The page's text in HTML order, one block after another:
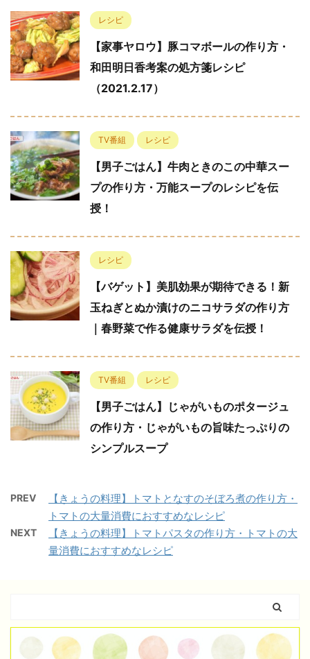
レシピ
【家事ヤロウ】豚コマボールの作り方・
和田明日香考案の処方箋レシピ
（2021.2.17）
TV番組 レシピ
【男子ごはん】牛肉ときのこの中華スー
プの作り方・万能スープのレシピを伝
授！
レシピ
【バゲット】美肌効果が期待できる！新
玉ねぎとぬか漬けのニコサラダの作り方
｜春野菜で作る健康サラダを伝授！
TV番組 レシピ
【男子ごはん】じゃがいものポタージュ
の作り方・じゃがいもの旨味たっぷりの
シンプルスープ
PREV
【きょうの料理】トマトとなすのそぼろ煮の作り方・
トマトの大量消費におすすめなレシピ
NEXT
【きょうの料理】トマトパスタの作り方・トマトの大
量消費におすすめなレシピ